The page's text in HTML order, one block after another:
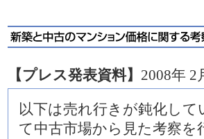
【プレス発表資料】 2008年 2
以下は売れ行きが鈍化し
て中古市場から見た考察を